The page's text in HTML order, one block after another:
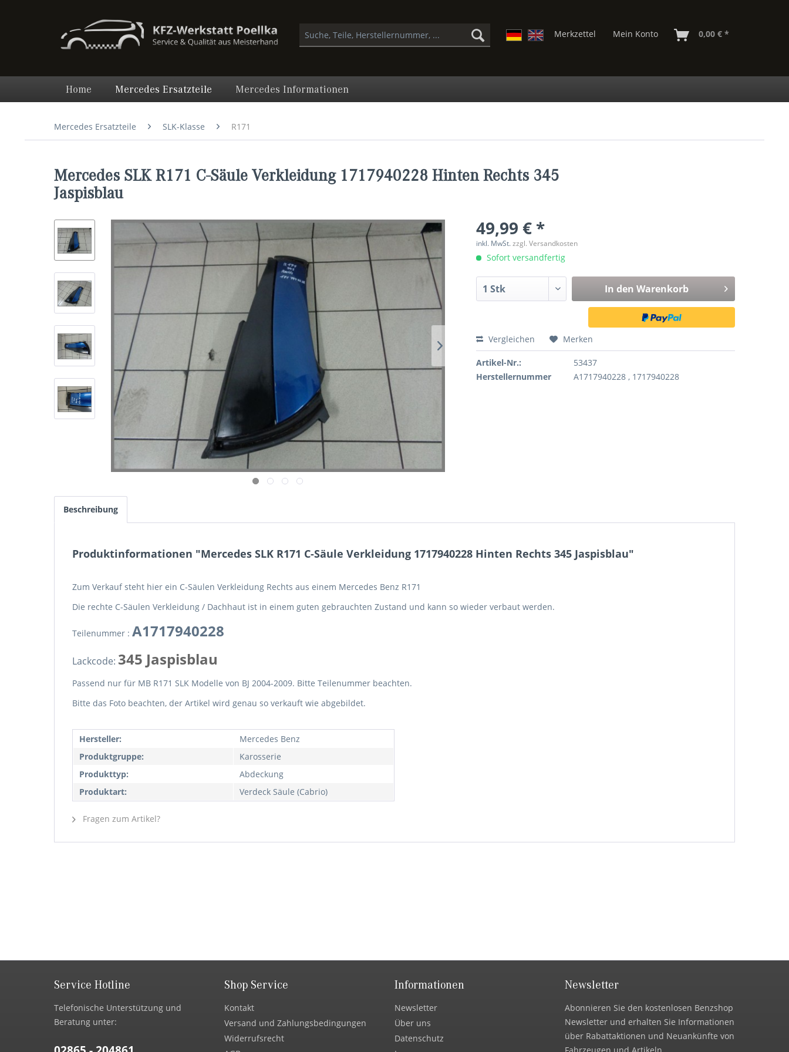
Merkzettel Mein Konto 0,00 € *
Home Mercedes Ersatzteile Mercedes Informationen
Mercedes Ersatzteile SLK-Klasse R171
Mercedes SLK R171 C-Säule Verkleidung 1717940228 Hinten Rechts 345
Jaspisblau
49,99 € *
inkl. MwSt.zzgl. Versandkosten
Sofort versandfertig
In den Warenkorb
Vergleichen Merken
Artikel-Nr.:
53437
Herstellernummer
A1717940228 , 1717940228
Beschreibung
Produktinformationen "Mercedes SLK R171 C-Säule Verkleidung 1717940228 Hinten Rechts 345 Jaspisblau"
Zum Verkauf steht hier ein C-Säulen Verkleidung Rechts aus einem Mercedes Benz R171
Die rechte C-Säulen Verkleidung / Dachhaut ist in einem guten gebrauchten Zustand und kann so wieder verbaut werden.
Teilenummer : A1717940228
Lackcode: 345 Jaspisblau
Passend nur für MB R171 SLK Modelle von BJ 2004-2009. Bitte Teilenummer beachten.
Bitte das Foto beachten, der Artikel wird genau so verkauft wie abgebildet.
Hersteller:
Mercedes Benz
Produktgruppe:
Karosserie
Produkttyp:
Abdeckung
Produktart:
Verdeck Säule (Cabrio)
Fragen zum Artikel?
Service Hotline
Telefonische Unterstützung und
Beratung unter:
Shop Service
Kontakt
Versand und Zahlungsbedingungen
Widerrufsrecht
Informationen
Newsletter
Über uns
Datenschutz
Newsletter
Abonnieren Sie den kostenlosen Benzshop
Newsletter und erhalten Sie Informationen
über Rabattaktionen und Neuankünfte von